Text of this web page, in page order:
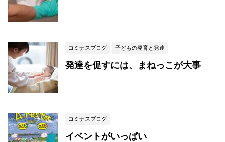
コミナスブログ 子どもの発育と発達
発達を促すには、まねっこが大事
コミナスブログ
イベントがいっぱい